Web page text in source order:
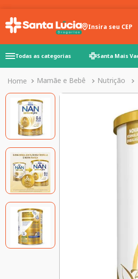
Insira seu CEP
Todas as categorias Santa Mais
Mamãe e Bebê Nutrição